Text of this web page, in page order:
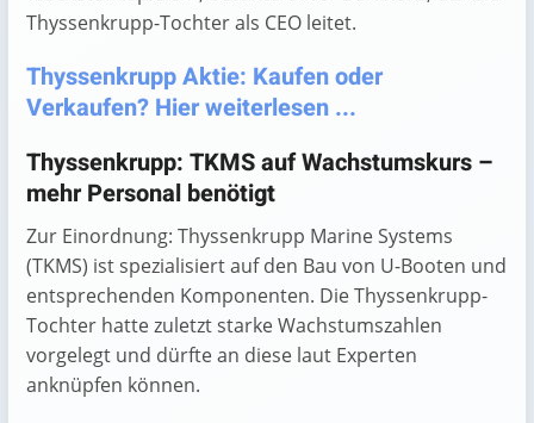
Thyssenkrupp-Tochter als CEO leitet.
Thyssenkrupp Aktie: Kaufen oder
Verkaufen? Hier weiterlesen ...
Thyssenkrupp: TKMS auf Wachstumskurs –
mehr Personal benötigt
Zur Einordnung: Thyssenkrupp Marine Systems
(TKMS) ist spezialisiert auf den Bau von U-Booten und
entsprechenden Komponenten. Die Thyssenkrupp-
Tochter hatte zuletzt starke Wachstumszahlen
vorgelegt und dürfte an diese laut Experten
anknüpfen können.